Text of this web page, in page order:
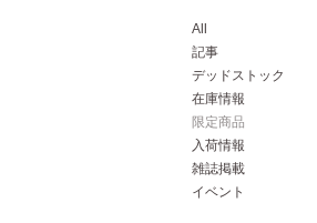
All
記事
デッドストック
在庫情報
限定商品
入荷情報
雑誌掲載
イベント